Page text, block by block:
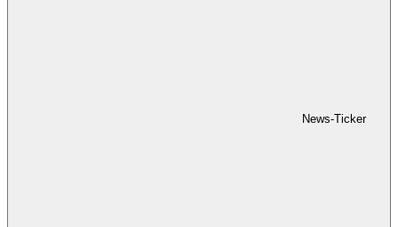
News-Ticker